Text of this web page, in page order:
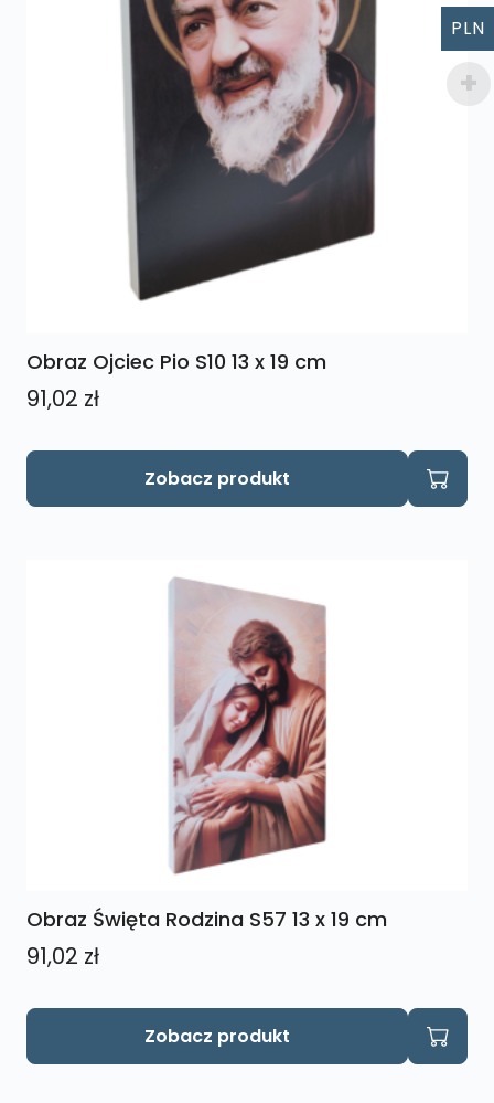
Obraz Ojciec Pio S10 13 x 19 cm
91,02 zł
Zobacz produkt
Obraz Święta Rodzina S57 13 x 19 cm
91,02 zł
Zobacz produkt
PLN